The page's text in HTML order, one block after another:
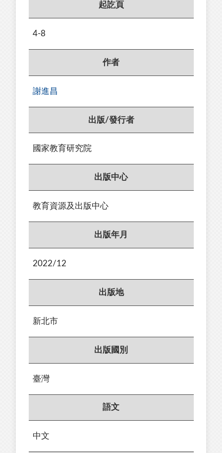
起訖頁
4-8
作者
謝進昌
出版/發行者
國家教育研究院
出版中心
教育資源及出版中心
出版年月
2022/12
出版地
新北市
出版國別
臺灣
語文
中文